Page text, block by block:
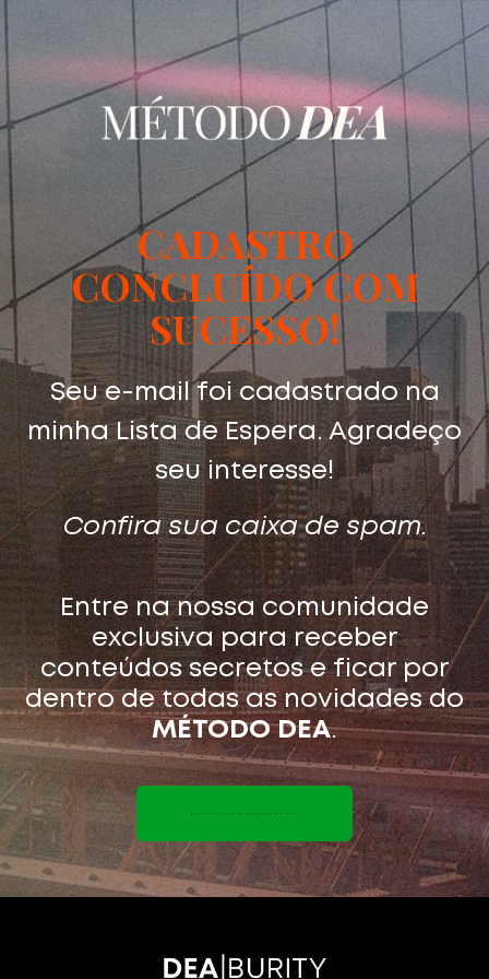
CADASTRO
CONCLUÍDO COM
SUCESSO!
Seu e-mail foi cadastrado na
minha Lista de Espera. Agradeço
seu interesse!
Confira sua caixa de spam.
Entre na nossa comunidade
exclusiva para receber
conteúdos secretos e ficar por
dentro de todas as novidades do
MÉTODO DEA.